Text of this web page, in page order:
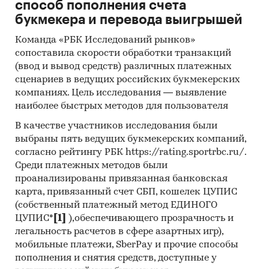
ЖЕЛЕЗНОДОРОЖНОГО ТРАНСПОРТА`, ООО
`КАРАВАН`, ИП МИШКИН К.А., ООО `АЛЬФА-
`ТЕХПРОМКОМПЛЕКТ`
Выдержки из исследования:
- На российском рынке натриевых ламп
сформировалась импортоориентированная
модель, более 75% рынка составляет
продукция зарубежных производителей.
- В структуре рынка натриевых ламп в 2021 г.
объем импортных поставок превышал
внутреннее производство в 2,3 раз, а сальдо
торгового баланса было отрицательное и
составляло 0,9 млн.шт.
- Главными игроками среди российских
производителей являются ООО `РЕФЛАКС-С`,
ООО `ССЗ `ЛИСМА`, ООО `ЛИСМА`.
- Лучшие производственные показатели
способ пополнения счета
букмекера и перевода выигрышей
Команда «РБК Исследований рынков»
сопоставила скорости обработки транзакций
(ввод и вывод средств) различных платежных
сценариев в ведущих российских букмекерских
компаниях. Цель исследования — выявление
наиболее быстрых методов для пользователя
В качестве участников исследования были
выбраны пять ведущих букмекерских компаний,
согласно рейтингу РБК https://rating.sportrbc.ru/.
Среди платежных методов были
проанализированы привязанная банковская
карта, привязанный счет СБП, кошелек ЦУПИС
(собственный платежный метод ЕДИНОГО
ЦУПИС* [1]
),обеспечивающего прозрачность и
легальность расчетов в сфере азартных игр),
мобильные платежи, SberPay и прочие способы
пополнения и снятия средств, доступные у